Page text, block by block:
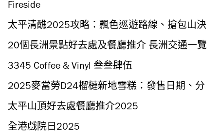
港餐廳上榜
Fireside
太平清醮2025攻略：飄色巡遊路線、搶包山決
賽時間、太平清醮意義起源、交通船期
20個長洲景點好去處及餐廳推介 長洲交通一覽
3345 Coffee & Vinyl 叁叁肆伍
2025麥當勞D24榴槤新地雪糕：發售日期、分
店、追加D24榴槤蓉價錢
太平山頂好去處餐廳推介2025
全港戲院日2025